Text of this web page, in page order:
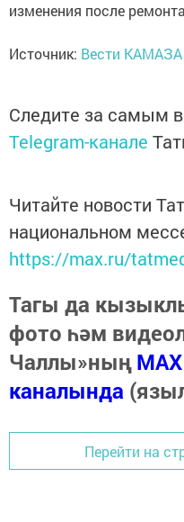
изменения после
Источник: Вести КАМАЗА
Следите за самым
Telegram-канале
Читайте новости
национальном
https://max.ru/
Тагы да
фото һәм
Чаллы»ныңMAX
каналында
Перейти на